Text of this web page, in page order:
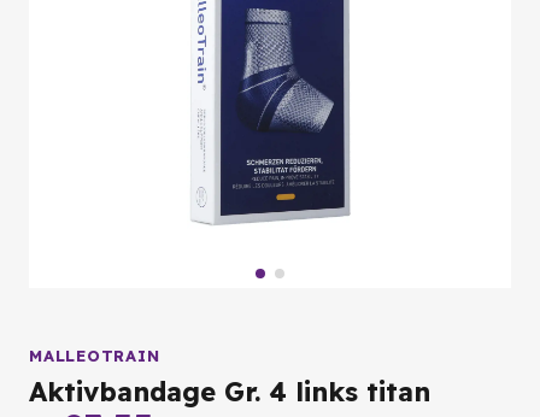
MALLEOTRAIN
Aktivbandage Gr. 4 links titan